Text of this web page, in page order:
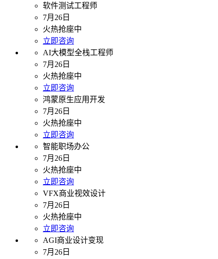
软件测试工程师
7月26日
火热抢座中
立即咨询
AI大模型全栈工程师
7月26日
火热抢座中
立即咨询
鸿蒙原生应用开发
7月26日
火热抢座中
立即咨询
智能职场办公
7月26日
火热抢座中
立即咨询
VFX商业视效设计
7月26日
火热抢座中
立即咨询
AGI商业设计变现
7月26日